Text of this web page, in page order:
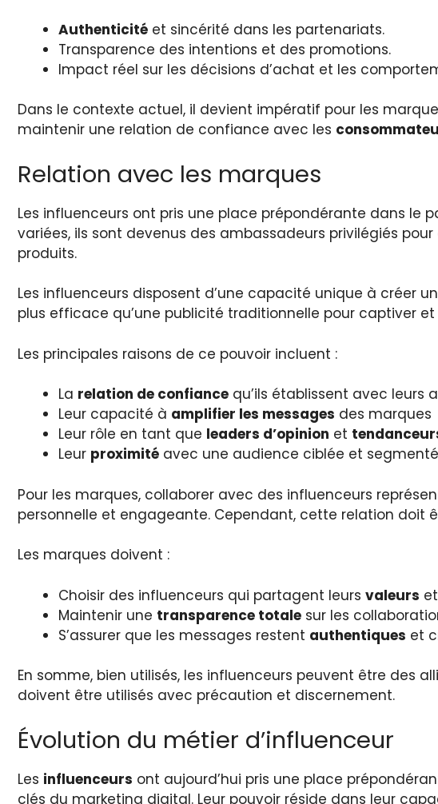
Authenticité et sincérité dans les partenariats.
Transparence des intentions et des promotions.
Impact réel sur les décisions d’achat et les
Dans le contexte actuel, il devient impératif pour les
maintenir une relation de confiance avec les
Relation avec les marques
Les influenceurs ont pris une place prépondérante dans
variées, ils sont devenus des ambassadeurs privilégiés
produits.
Les influenceurs disposent d’une capacité unique à créer
plus efficace qu’une publicité traditionnelle pour captiver
Les principales raisons de ce pouvoir incluent :
La relation de confiance qu’ils établissent avec leurs
Leur capacité à amplifier les messages des marques
Leur rôle en tant que leaders d’opinion et
Leur proximité avec une audience ciblée et
Pour les marques, collaborer avec des influenceurs
personnelle et engageante. Cependant, cette relation
Les marques doivent :
Choisir des influenceurs qui partagent leurs valeurs et
Maintenir une transparence totale sur les
S’assurer que les messages restent authentiques et
En somme, bien utilisés, les influenceurs peuvent être des
doivent être utilisés avec précaution et discernement.
Évolution du métier d’influenceur
Les influenceurs ont aujourd’hui pris une place
clés du marketing digital. Leur pouvoir réside dans leur